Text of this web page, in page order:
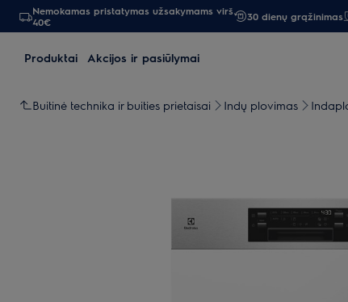
Nemokamas pristatymas užsakymams virš
40€
30 dienų grąžinimas
Produktai Akcijos ir pasiūlymai
Buitinė technika ir buities prietaisai Indų plovimas